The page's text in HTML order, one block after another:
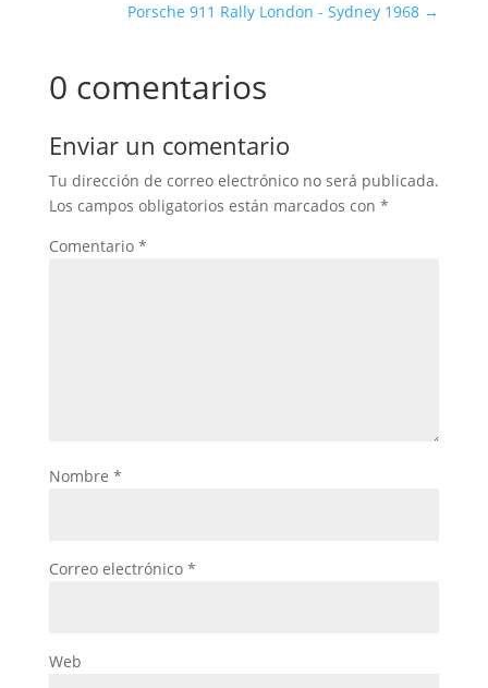
Porsche 911 Rally London - Sydney 1968 →
0 comentarios
Enviar un comentario
Tu dirección de correo electrónico no será publicada.
Los campos obligatorios están marcados con *
Comentario *
Nombre *
Correo electrónico *
Web